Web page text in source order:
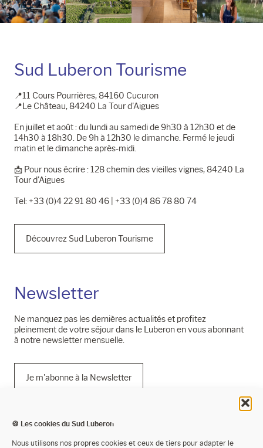
🍪 Les cookies du Sud Luberon
Nous utilisons nos propres cookies et ceux de tiers pour adapter le
Sud Luberon Tourisme
📍11 Cours Pourrières, 84160 Cucuron
📍Le Château, 84240 La Tour d'Aigues
En juillet et août : du lundi au samedi de 9h30 à 12h30 et de
14h30 à 18h30. De 9h à 12h30 le dimanche. Fermé le jeudi
matin et le dimanche après-midi.
📩​ Pour nous écrire : 128 chemin des vieilles vignes, 84240 La
Tour d'Aigues
Tel: +33 (0)4 22 91 80 46 | +33 (0)4 86 78 80 74
Découvrez Sud Luberon Tourisme
Newsletter
Ne manquez pas les dernières actualités et profitez
pleinement de votre séjour dans le Luberon en vous abonnant
à notre newsletter mensuelle.
Je m'abonne à la Newsletter
Mentions légales